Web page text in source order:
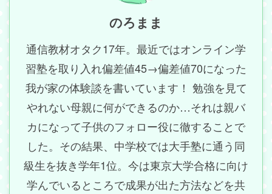
のろまま
通信教材オタク17年。最近ではオンライン学
習塾を取り入れ偏差値45→偏差値70になった
我が家の体験談を書いています！ 勉強を見て
やれない母親に何ができるのか…それは親バ
カになって子供のフォロー役に徹することで
した。その結果、中学校では大手塾に通う同
級生を抜き学年1位。今は東京大学合格に向け
学んでいるところで成果が出た方法などを共